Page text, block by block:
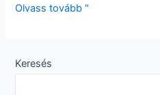
Szilícium-
Olvass tovább "
Keresés